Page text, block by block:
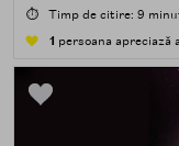
care îți place, de
atingând,
⏱️ Timp de citire: 9
1 persoana apreciază